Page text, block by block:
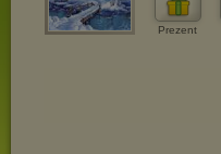
Prezent